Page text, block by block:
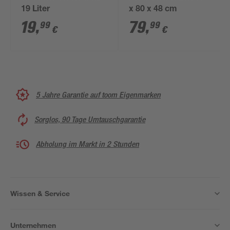
19 Liter
19,99 €
x 80 x 48 cm
79,99 €
5 Jahre Garantie auf toom Eigenmarken
Sorglos, 90 Tage Umtauschgarantie
Abholung im Markt in 2 Stunden
Wissen & Service
Unternehmen